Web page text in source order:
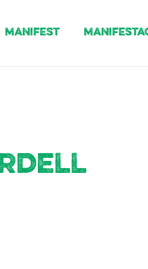
Manifest